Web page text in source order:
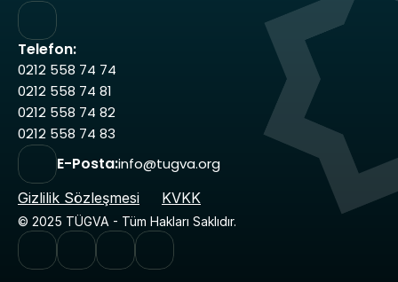
Telefon:
0212 558 74 74
0212 558 74 81
0212 558 74 82
0212 558 74 83
E-Posta:info@tugva.org
Gizlilik Sözleşmesi KVKK
© 2025 TÜGVA - Tüm Hakları Saklıdır.